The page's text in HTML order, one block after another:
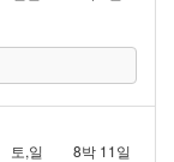
토,일 8박 11일